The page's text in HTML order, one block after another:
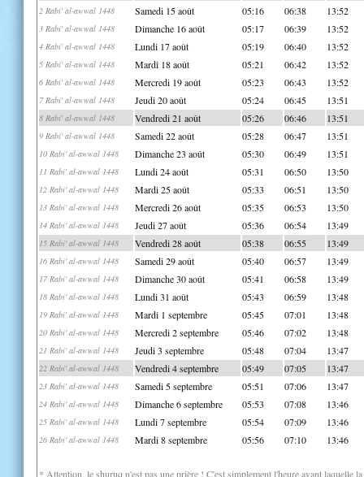
2 Rabi' al-awwal 1448 Samedi 15 août 05:16 06:38 13:52
3 Rabi' al-awwal 1448 Dimanche 16 août 05:17 06:39 13:52
4 Rabi' al-awwal 1448 Lundi 17 août 05:19 06:40 13:52
5 Rabi' al-awwal 1448 Mardi 18 août 05:21 06:42 13:52
6 Rabi' al-awwal 1448 Mercredi 19 août 05:23 06:43 13:52
7 Rabi' al-awwal 1448 Jeudi 20 août 05:24 06:45 13:51
8 Rabi' al-awwal 1448 Vendredi 21 août 05:26 06:46 13:51
9 Rabi' al-awwal 1448 Samedi 22 août 05:28 06:47 13:51
10 Rabi' al-awwal 1448 Dimanche 23 août 05:30 06:49 13:51
11 Rabi' al-awwal 1448 Lundi 24 août 05:31 06:50 13:50
12 Rabi' al-awwal 1448 Mardi 25 août 05:33 06:51 13:50
13 Rabi' al-awwal 1448 Mercredi 26 août 05:35 06:53 13:50
14 Rabi' al-awwal 1448 Jeudi 27 août 05:36 06:54 13:49
15 Rabi' al-awwal 1448 Vendredi 28 août 05:38 06:55 13:49
16 Rabi' al-awwal 1448 Samedi 29 août 05:40 06:57 13:49
17 Rabi' al-awwal 1448 Dimanche 30 août 05:41 06:58 13:49
18 Rabi' al-awwal 1448 Lundi 31 août 05:43 06:59 13:48
19 Rabi' al-awwal 1448 Mardi 1 septembre 05:45 07:01 13:48
20 Rabi' al-awwal 1448 Mercredi 2 septembre 05:46 07:02 13:48
21 Rabi' al-awwal 1448 Jeudi 3 septembre 05:48 07:04 13:47
22 Rabi' al-awwal 1448 Vendredi 4 septembre 05:49 07:05 13:47
23 Rabi' al-awwal 1448 Samedi 5 septembre 05:51 07:06 13:47
24 Rabi' al-awwal 1448 Dimanche 6 septembre 05:53 07:08 13:46
25 Rabi' al-awwal 1448 Lundi 7 septembre 05:54 07:09 13:46
26 Rabi' al-awwal 1448 Mardi 8 septembre 05:56 07:10 13:46
* Attention, le shuruq n'est pas une prière ! C'est simplement l'heure avant laquelle